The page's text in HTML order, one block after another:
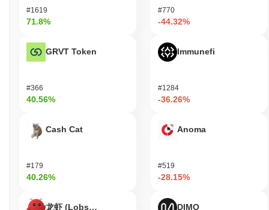
#1619
71.8%
GRVT Token
#366
40.56%
Cash Cat
#179
40.26%
龙虾 (Lobster)
#770
-44.32%
Immunefi
#1284
-36.26%
Anoma
#519
-28.15%
DIMO